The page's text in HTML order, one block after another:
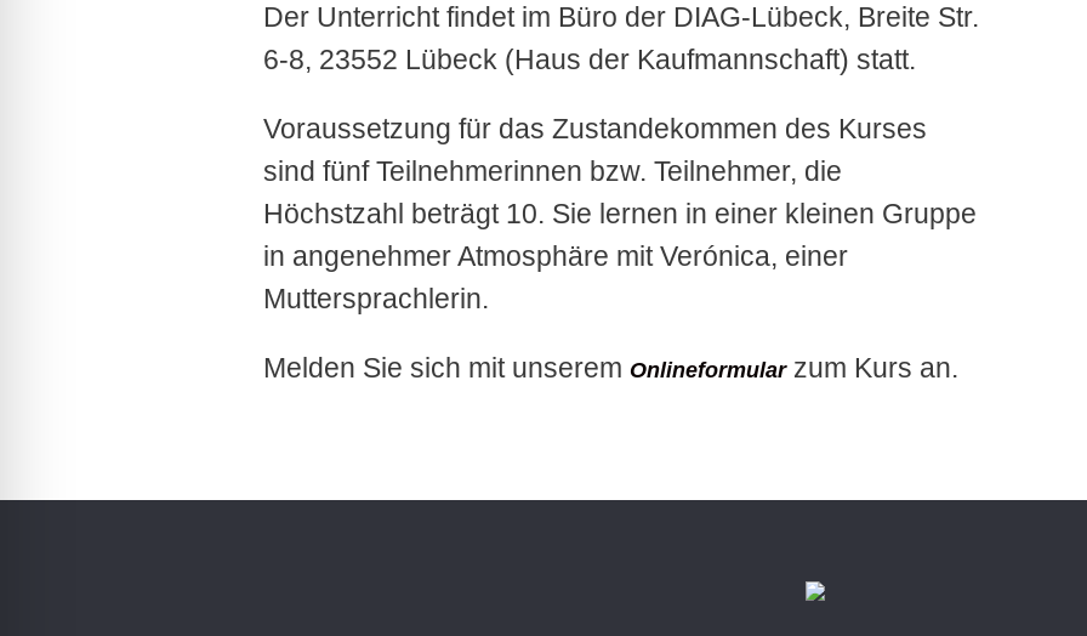
Der Unterricht findet im Büro der DIAG-Lübeck, Breite Str.
6-8, 23552 Lübeck (Haus der Kaufmannschaft) statt.
Voraussetzung für das Zustandekommen des Kurses
sind fünf Teilnehmerinnen bzw. Teilnehmer, die
Höchstzahl beträgt 10. Sie lernen in einer kleinen Gruppe
in angenehmer Atmosphäre mit Verónica, einer
Muttersprachlerin.
Melden Sie sich mit unserem Onlineformularzum Kurs an.